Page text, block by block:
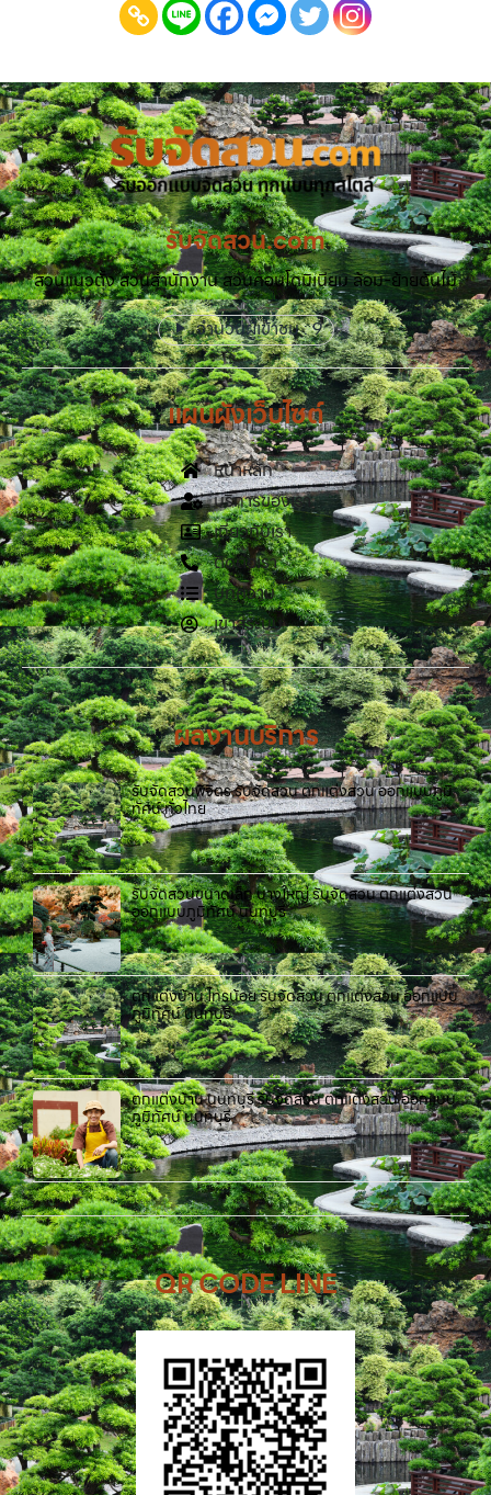
รับจัดสวน.com
สวนแนวตั้ง สวนสำนักงาน สวนคอนโดมิเนียม ล้อม-ย้ายต้นไม้
จำนวนผู้เข้าชม :9
แผนผังเว็บไซต์
หน้าหลัก
บริการของเรา
เกี่ยวกับเรา
ติดต่อเรา
บทความ
เข้าสู่ระบบ
ผลงานบริการ
รับจัดสวนพิจิตร รับจัดสวน ตกแต่งสวน ออกแบบภูมิ
ทัศน์ ทั่วไทย
รับจัดสวนขนาดเล็ก บางใหญ่ รับจัดสวน ตกแต่งสวน
ออกแบบภูมิทัศน์ นนทบุรี
ตกแต่งบ้าน ไทรน้อย รับจัดสวน ตกแต่งสวน ออกแบบ
ภูมิทัศน์ นนทบุรี
ตกแต่งบ้าน นนทบุรี รับจัดสวน ตกแต่งสวน ออกแบบ
ภูมิทัศน์ นนทบุรี
QR CODE LINE